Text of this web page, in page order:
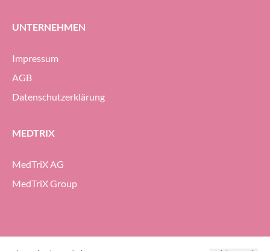
UNTERNEHMEN
Impressum
AGB
Datenschutzerklärung
MEDTRIX
MedTriX AG
MedTriX Group